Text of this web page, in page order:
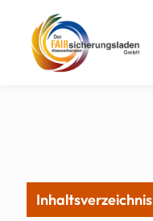
Inhaltsverzeichnis